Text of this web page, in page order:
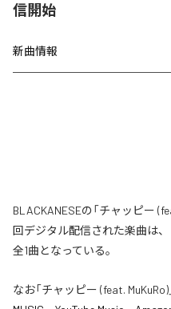
信開始
新曲情報
BLACKANESEの「チャッピー
回デジタル配信された楽曲は、
全1曲となっている。
なお「チャッピー (feat. MuKuRo)